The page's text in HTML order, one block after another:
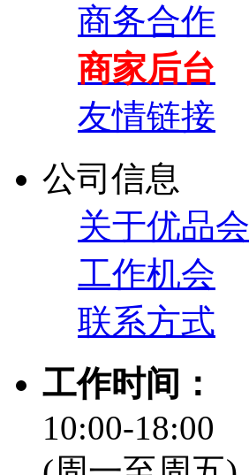
商务合作
商家后台
友情链接
公司信息
关于优品会
工作机会
联系方式
工作时间：
10:00-18:00